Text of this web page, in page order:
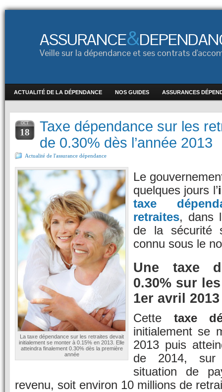
ASSURANCE&
Veille sur la dépendance et ses contrats
ACTUALITÉ DE LA DÉPENDANCE NOS GUIDES ASSURANCES
OCT
18
Taxe dépendance sur les
de 0.30% dès l’année 2013
Actualité de l'assurance dépendance
La taxe dépendance sur les retraites devait
initialement se monter à 0.15% en 2013. Elle
atteindra finalement 0.30% dès la première
année
Le
quelques jours l’
taxe
retraites, dans
de la sécurité
connu sous le
Une taxe
0.30% sur
1er avril 2013
Cette taxe
initialement se
2013 puis
de 2014,
situation de
revenu, soit environ 10 millions de